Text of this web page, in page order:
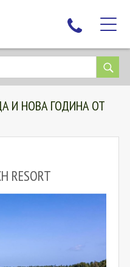
И НОВА ГОДИНА ОТ
RESORT